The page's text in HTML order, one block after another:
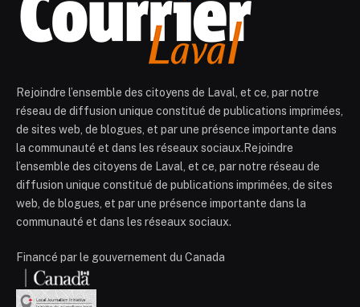
Rejoindre l’ensemble des citoyens de Laval, et ce, par notre
réseau de diffusion unique constitué de publications imprimées,
de sites web, de blogues, et par une présence importante dans
la communauté et dans les réseaux sociaux.Rejoindre
l’ensemble des citoyens de Laval, et ce, par notre réseau de
diffusion unique constitué de publications imprimées, de sites
web, de blogues, et par une présence importante dans la
communauté et dans les réseaux sociaux.
Financé par le gouvernement du Canada